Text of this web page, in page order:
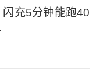
决策”闭环的成
充5分钟能跑40